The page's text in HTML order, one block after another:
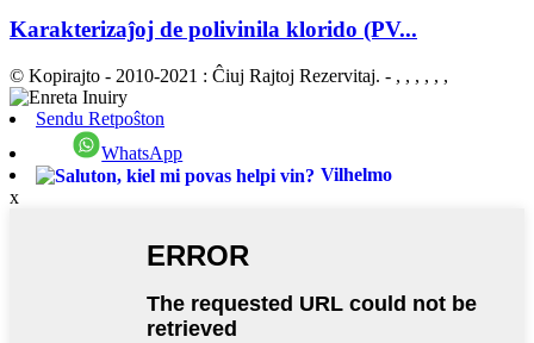
Karakterizaĵoj de polivinila klorido (PV...
© Kopirajto - 2010-2021 : Ĉiuj Rajtoj Rezervitaj. - , , , , , ,
Sendu Retpoŝton
WhatsApp
Vilhelmo
x